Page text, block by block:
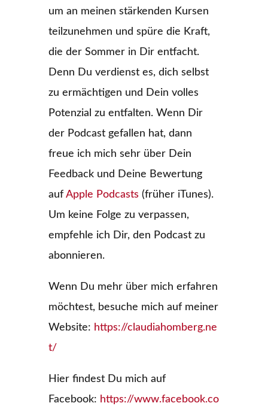
um an meinen stärkenden Kursen
teilzunehmen und spüre die Kraft,
die der Sommer in Dir entfacht.
Denn Du verdienst es, dich selbst
zu ermächtigen und Dein volles
Potenzial zu entfalten. Wenn Dir
der Podcast gefallen hat, dann
freue ich mich sehr über Dein
Feedback und Deine Bewertung
auf Apple Podcasts (früher iTunes).
Um keine Folge zu verpassen,
empfehle ich Dir, den Podcast zu
abonnieren.
Wenn Du mehr über mich erfahren
möchtest, besuche mich auf meiner
Website: https://claudiahomberg.ne
t/
Hier findest Du mich auf
Facebook: https://www.facebook.co